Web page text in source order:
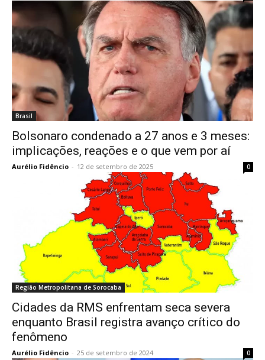
Brasil
Bolsonaro condenado a 27 anos e 3 meses:
implicações, reações e o que vem por aí
Aurélio Fidêncio - 12 de setembro de 2025 0
Região Metropolitana de Sorocaba
Cidades da RMS enfrentam seca severa
enquanto Brasil registra avanço crítico do
fenômeno
Aurélio Fidêncio - 25 de setembro de 2024 0